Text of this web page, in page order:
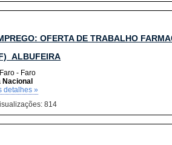
OFERTA DE TRABALHO
- Faro
Nacional
detalhes »
814